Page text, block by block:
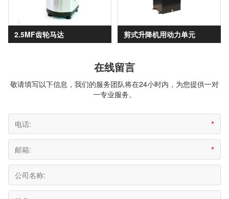
2.5MF齿轮马达 剪式升降机用动力单元
在线留言
敬请填写以下信息，我们的服务团队将在24小时内，为您提供一对
一专业服务。